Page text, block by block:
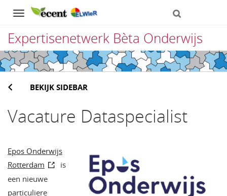
Navigation
Expertisenetwerk Bèta Onderwijs
Direct
naar
het
inhoud
BEKIJK SIDEBAR
Vacature Dataspecialist
Epos Onderwijs
Rotterdam
is
een nieuwe
particuliere